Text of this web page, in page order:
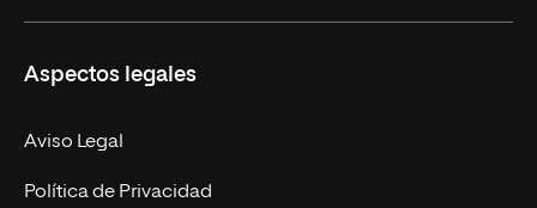
Empresa
MBA
Marketing y Comunicación
Nuestro Equipo
Contacto
Aspectos legales
Aviso Legal
Política de Privacidad